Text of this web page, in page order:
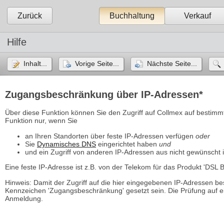
Zurück Buchhaltung Verkauf
Hilfe
Inhalt... Vorige Seite... Nächste Seite...
Zugangsbeschränkung über IP-Adressen*
Über diese Funktion können Sie den Zugriff auf Collmex auf
Funktion nur, wenn Sie
an Ihren Standorten über feste IP-Adressen verfügen oder
Sie Dynamisches DNS eingerichtet haben und
und ein Zugriff von anderen IP-Adressen aus nicht gewünscht
Eine feste IP-Adresse ist z.B. von der Telekom für das Produkt 'DSL
Hinweis: Damit der Zugriff auf die hier eingegebenen IP-Adressen
Kennzeichen 'Zugangsbeschränkung' gesetzt sein. Die Prüfung auf
Anmeldung.